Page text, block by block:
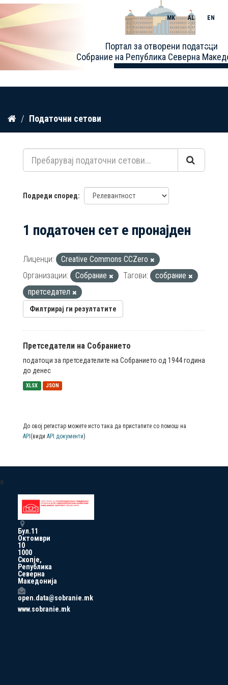
Прескокнете
содржина
Портал за отворени податоци
Собрание на Република Северна
MK AL EN
Toggle
Податочни сетови
Подреди според
1 податочен сет е пронајден
Лиценци:
Creative Commons CCZero
Организации:
Собрание Тагови:
собрание
претседател
Филтрирај ги резултатите
Претседатели на Собранието
податоци за претседателите на Собранието од 1944 година
до денес
XLSX JSON
До овој регистар можете исто така да пристапите со помош на
API (види API документи)
a
Бул.11
Октомври
10
1000
Скопје,
Република
Северна
Македонија
open.data@sobranie.mk
www.sobranie.mk